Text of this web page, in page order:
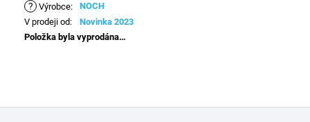
? Výrobce:
NOCH
V prodeji od:
Novinka 2023
Položka byla vyprodána…